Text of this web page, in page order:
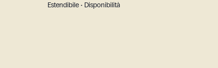
Estendibile • Disponibilità